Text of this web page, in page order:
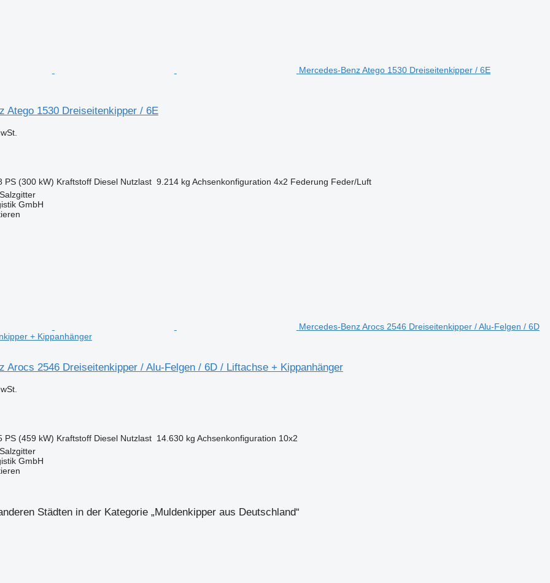
Mercedes-Benz Atego 1530 Dreiseitenkipper / 6E
Atego 1530 Dreiseitenkipper / 6E
PS (300 kW) Kraftstoff Diesel Nutzlast 9.214 kg Achsenkonfiguration 4x2 Federung Feder/Luft
GmbH
Mercedes-Benz Arocs 2546 Dreiseitenkipper / Alu-Felgen / 6D
+ Kippanhänger
Arocs 2546 Dreiseitenkipper / Alu-Felgen / 6D / Liftachse + Kippanhänger
PS (459 kW) Kraftstoff Diesel Nutzlast 14.630 kg Achsenkonfiguration 10x2
GmbH
Städten in der Kategorie „Muldenkipper aus Deutschland“